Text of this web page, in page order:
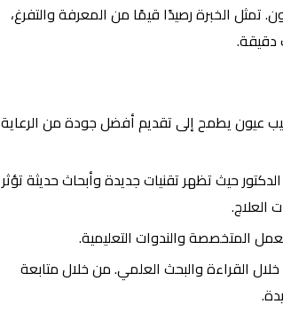
تمثل الخبرة رصيدًا قيمًا من المعرفة والتفرغ،
عيون يطمح إلى تقديم أفضل جودة من الرعاية
حيث تظهر تقنيات جديدة وأبحاث حديثة تؤثر
العلاج.
المتخصصة والندوات التعليمية.
القراءة والبحث العلمي. من خلال متابعة